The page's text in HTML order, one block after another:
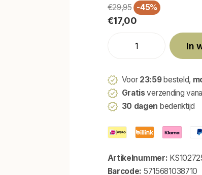
€29,95 -45%
€17,00
In
Voor 23:59besteld,
Gratisverzending
30 dagen bedenktijd
Artikelnummer:
Barcode: 5715681038710